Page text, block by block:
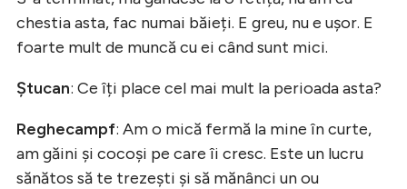
chestia asta, fac numai băieți. E greu, nu e ușor. E
foarte mult de muncă cu ei când sunt mici.
Ștucan: Ce îți place cel mai mult la perioada asta?
Reghecampf: Am o mică fermă la mine în curte,
am găini și cocoși pe care îi cresc. Este un lucru
sănătos să te trezești și să mănânci un ou